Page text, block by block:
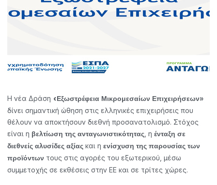
Η νέα Δράση «Εξωστρέφεια Μικρομεσαίων Επιχειρήσεων»
δίνει σημαντική ώθηση στις ελληνικές επιχειρήσεις που
θέλουν να αποκτήσουν διεθνή προσανατολισμό. Στόχος
είναι η βελτίωση της ανταγωνιστικότητας , η ένταξη σε
διεθνείς αλυσίδες αξίας και η ενίσχυση της παρουσίας των
προϊόντων τους στις αγορές του εξωτερικού, μέσω
συμμετοχής σε εκθέσεις στην ΕΕ και σε τρίτες χώρες.